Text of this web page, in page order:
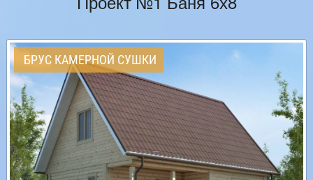
БРУС КАМЕРНОЙ СУШКИ